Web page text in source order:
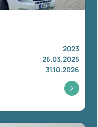
2023
26.03.2025
31.10.2026